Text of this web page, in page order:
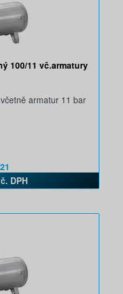
100/11 vč.armatury
armatur 11 bar
DPH